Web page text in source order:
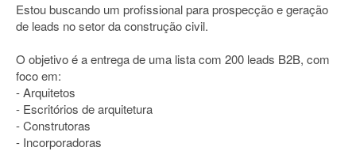
Estou buscando um profissional para prospecção e geração
de leads no setor da construção civil.
O objetivo é a entrega de uma lista com 200 leads B2B, com
foco em:
- Arquitetos
- Escritórios de arquitetura
- Construtoras
- Incorporadoras